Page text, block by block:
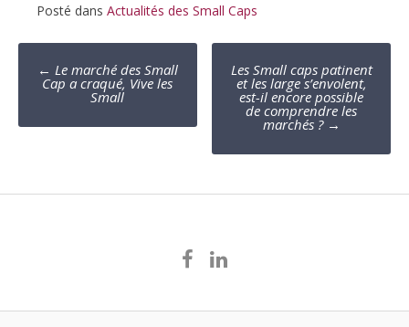
Posté dans Actualités des Small Caps
Poste
navigation
← Le marché des Small
Cap a craqué, Vive les
Small
Les Small caps patinent
et les large s’envolent,
est-il encore possible
de comprendre les
marchés ? →